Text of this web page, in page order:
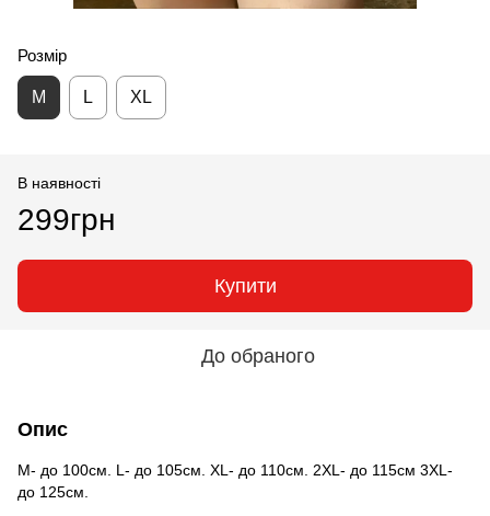
Розмір
M L XL
В наявності
299грн
Купити
До обраного
Опис
M- до 100см. L- до 105см. XL- до 110см. 2XL- до 115см 3XL-
до 125см.